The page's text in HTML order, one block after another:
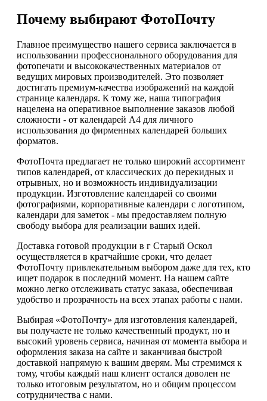
Почему выбирают ФотоПочту
Главное преимущество нашего сервиса заключается в
использовании профессионального оборудования для
фотопечати и высококачественных материалов от
ведущих мировых производителей. Это позволяет
достигать премиум-качества изображений на каждой
странице календаря. К тому же, наша типография
нацелена на оперативное выполнение заказов любой
сложности - от календарей А4 для личного
использования до фирменных календарей больших
форматов.
ФотоПочта предлагает не только широкий ассортимент
типов календарей, от классических до перекидных и
отрывных, но и возможность индивидуализации
продукции. Изготовление календарей со своими
фотографиями, корпоративные календари с логотипом,
календари для заметок - мы предоставляем полную
свободу выбора для реализации ваших идей.
Доставка готовой продукции в г Старый Оскол
осуществляется в кратчайшие сроки, что делает
ФотоПочту привлекательным выбором даже для тех, кто
ищет подарок в последний момент. На нашем сайте
можно легко отслеживать статус заказа, обеспечивая
удобство и прозрачность на всех этапах работы с нами.
Выбирая «ФотоПочту» для изготовления календарей,
вы получаете не только качественный продукт, но и
высокий уровень сервиса, начиная от момента выбора и
оформления заказа на сайте и заканчивая быстрой
доставкой напрямую к вашим дверям. Мы стремимся к
тому, чтобы каждый наш клиент остался доволен не
только итоговым результатом, но и общим процессом
сотрудничества с нами.